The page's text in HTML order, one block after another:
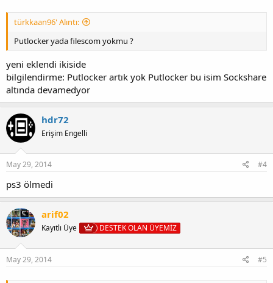
türkkaan96' Alıntı:
Putlocker yada filescom yokmu ?
yeni eklendi ikiside
bilgilendirme: Putlocker artık yok Putlocker bu isim Sockshare
altında devamedyor
hdr72
Erişim Engelli
May 29, 2014 #4
ps3 ölmedi
arif02
Kayıtlı Üye DESTEK OLAN ÜYEMİZ
May 29, 2014 #5